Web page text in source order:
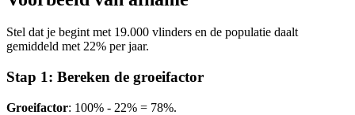
Stel dat je begint met 19.000 vlinders en de populatie daalt
gemiddeld met 22% per jaar.
Stap 1: Bereken de groeifactor
Groeifactor: 100% - 22% = 78%.